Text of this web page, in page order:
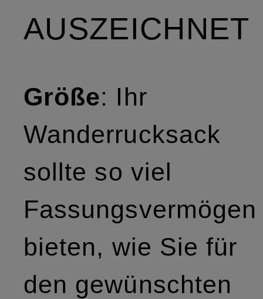
AUSZEICHNET
Größe: Ihr
Wanderrucksack
sollte so viel
Fassungsvermögen
bieten, wie Sie für
den gewünschten